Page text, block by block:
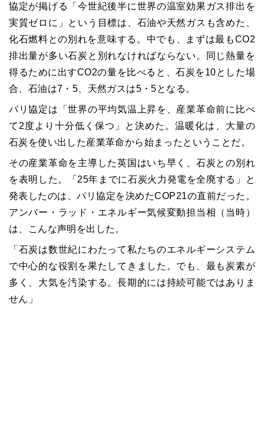
協定が掲げる「今世紀後半に世界の温室効果ガス排出を
実質ゼロに」という目標は、石油や天然ガスも含めた、
化石燃料との別れを意味する。中でも、まずは最もCO2
排出量が多い石炭と別れなければならない。同じ熱量を
得るために出すCO2の量を比べると、石炭を10とした場
合、石油は7・5、天然ガスは5・5となる。
パリ協定は「世界の平均気温上昇を、産業革命前に比べ
て2度より十分低く保つ」と決めた。温暖化は、大量の
石炭を使い出した産業革命から始まったということだ。
その産業革命を主導した英国はいち早く、石炭との別れ
を表明した。「25年までに石炭火力発電を全廃する」と
発表したのは、パリ協定を決めたCOP21の直前だった。
アンバー・ラッド・エネルギー気候変動担当相（当時）
は、こんな声明を出した。
「石炭は数世紀にわたって私たちのエネルギーシステム
で中心的な役割を果たしてきました。でも、最も炭素が
多く、大気を汚染する。長期的には持続可能ではありま
せん」